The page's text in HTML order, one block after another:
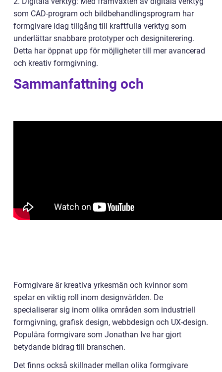
som CAD-program och bildbehandlingsprogram har
formgivare idag tillgång till kraftfulla verktyg som
underlättar snabbare prototyper och designiterering.
Detta har öppnat upp för möjligheter till mer avancerad
och kreativ formgivning.
Sammanfattning och
Formgivare är kreativa yrkesmän och kvinnor som
spelar en viktig roll inom designvärlden. De
specialiserar sig inom olika områden som industriell
formgivning, grafisk design, webbdesign och UX-design.
Populära formgivare som Jonathan Ive har gjort
betydande bidrag till branschen.
Det finns också skillnader mellan olika formgivare